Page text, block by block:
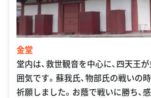
金堂
堂内は、救世観音を中心に、四天王
囲気です。蘇我氏、物部氏の戦いの
祈願しました。お蔭で戦いに勝ち、